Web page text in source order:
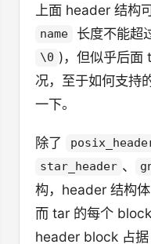
上面 header 结构
name 长度不能超
\0 )，但似乎后面
况，至于如何支持
一下。
除了
star_header 、
构，header 结构体
而 tar 的每个
header block 占据